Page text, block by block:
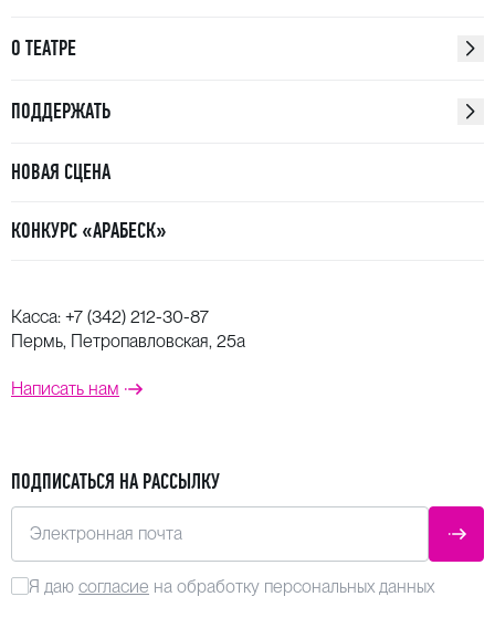
О ТЕАТРЕ
ПОДДЕРЖАТЬ
НОВАЯ СЦЕНА
КОНКУРС «АРАБЕСК»
Касса: +7 (342) 212-30-87
Пермь, Петропавловская, 25а
Написать нам
ПОДПИСАТЬСЯ НА РАССЫЛКУ
Электронная почта
Я даю согласие на обработку персональных данных